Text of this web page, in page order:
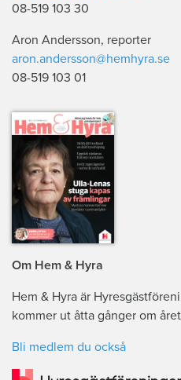
08-519 103 30
Aron Andersson, reporter
aron.andersson@hemhyra.se
08-519 103 01
Om Hem & Hyra
Hem & Hyra är
kommer ut åtta gånger om
Bli medlem du också